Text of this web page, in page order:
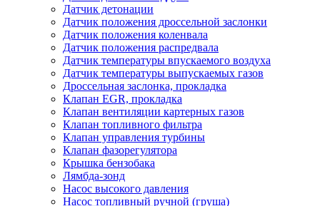
Датчик детонации
Датчик положения дроссельной заслонки
Датчик положения коленвала
Датчик положения распредвала
Датчик температуры впускаемого воздуха
Датчик температуры выпускаемых газов
Дроссельная заслонка, прокладка
Клапан EGR, прокладка
Клапан вентиляции картерных газов
Клапан топливного фильтра
Клапан управления турбины
Клапан фазорегулятора
Крышка бензобака
Лямбда-зонд
Насос высокого давления
Насос топливный ручной (груша)